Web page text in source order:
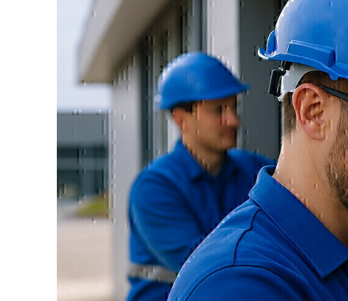
basieren.
Wir legen größten Wert auf nachhaltige
langjährigen Expertise, modernsten
umfassenden Leistungen von der Planung